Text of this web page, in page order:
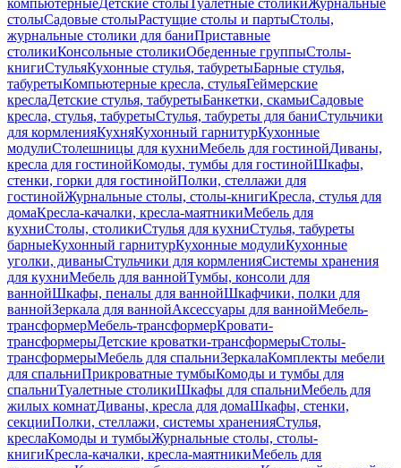
компьютерныеДетские столыТуалетные столикиЖурнальные
столыСадовые столыРастущие столы и партыСтолы,
журнальные столики для баниПриставные
столикиКонсольные столикиОбеденные группыСтолы-
книгиСтульяКухонные стулья, табуретыБарные стулья,
табуретыКомпьютерные кресла, стульяГеймерские
креслаДетские стулья, табуретыБанкетки, скамьиСадовые
кресла, стулья, табуретыСтулья, табуреты для баниСтульчики
для кормленияКухняКухонный гарнитурКухонные
модулиСтолешницы для кухниМебель для гостинойДиваны,
кресла для гостинойКомоды, тумбы для гостинойШкафы,
стенки, горки для гостинойПолки, стеллажи для
гостинойЖурнальные столы, столы-книгиКресла, стулья для
домаКресла-качалки, кресла-маятникиМебель для
кухниСтолы, столикиСтулья для кухниСтулья, табуреты
барныеКухонный гарнитурКухонные модулиКухонные
уголки, диваныСтульчики для кормленияСистемы хранения
для кухниМебель для ваннойТумбы, консоли для
ваннойШкафы, пеналы для ваннойШкафчики, полки для
ваннойЗеркала для ваннойАксессуары для ваннойМебель-
трансформерМебель-трансформерКровати-
трансформерыДетские кроватки-трансформерыСтолы-
трансформерыМебель для спальниЗеркалаКомплекты мебели
для спальниПрикроватные тумбыКомоды и тумбы для
спальниТуалетные столикиШкафы для спальниМебель для
жилых комнатДиваны, кресла для домаШкафы, стенки,
секцииПолки, стеллажи, системы храненияСтулья,
креслаКомоды и тумбыЖурнальные столы, столы-
книгиКресла-качалки, кресла-маятникиМебель для